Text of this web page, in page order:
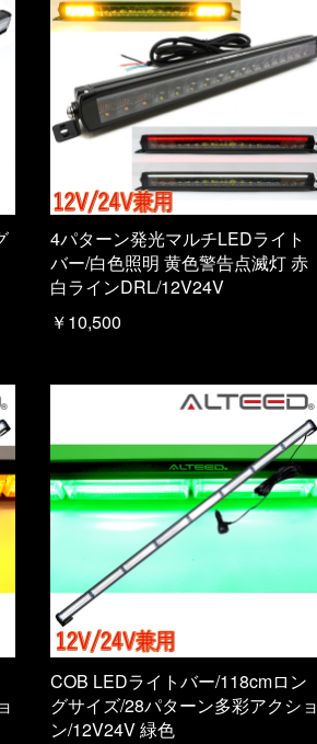
4パターン発光マルチLEDライト
バー/白色照明 黄色警告点滅灯 赤
白ラインDRL/12V24V
￥10,500
COB LEDライトバー/118cmロン
グサイズ/28パターン多彩アクショ
ン/12V24V 緑色